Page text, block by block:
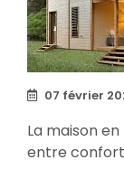
07 février
La maison
entre